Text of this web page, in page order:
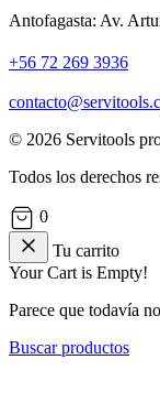
Antofagasta: Av.
+56 72 269 3936
© 2026 Servitools
Todos los derechos
0
Tu carrito
Your Cart is Empty!
Parece que todavía
Buscar productos